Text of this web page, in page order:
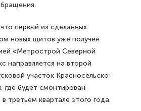
первый из сделанных
новых щитов уже получен
«Метрострой Северной
направляется на второй
участок Красносельско-
где будет смонтирован
третьем квартале этого года.